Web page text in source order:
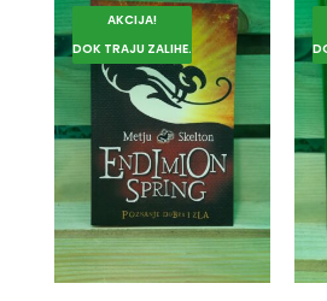
AKCIJA!
DOK TRAJU ZALIHE.